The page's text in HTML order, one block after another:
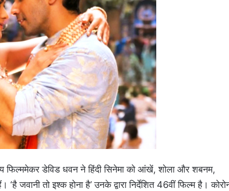
फिल्‍ममेकर डेविड धवन ने हिंदी सिनेमा को आंखें, शोला और शबनम,
जवानी तो इश्‍क होना है’ उनके द्वारा निर्देशित 46वीं फिल्‍म है।